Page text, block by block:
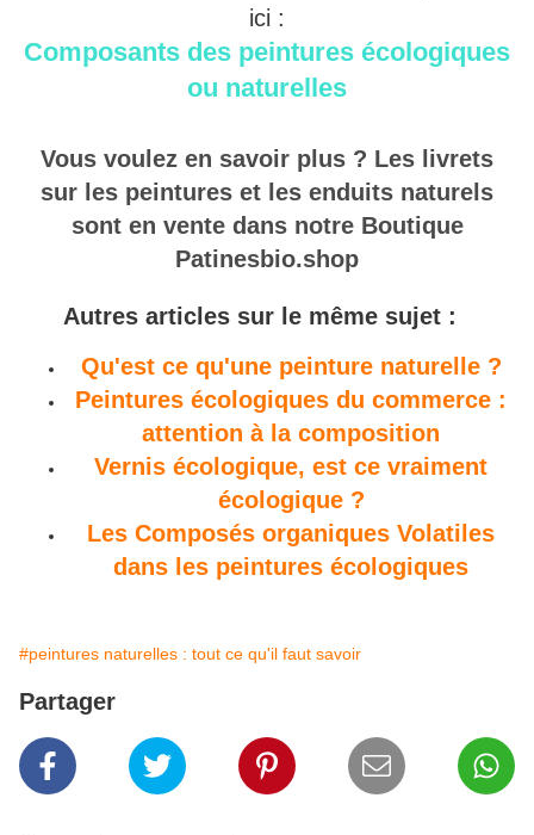
ici :
Composants des peintures écologiques
ou naturelles
Vous voulez en savoir plus ? Les livrets
sur les peintures et les enduits naturels
sont en vente dans notre Boutique
Patinesbio.shop
Autres articles sur le même sujet :
Qu'est ce qu'une peinture naturelle ?
Peintures écologiques du commerce :
attention à la composition
Vernis écologique, est ce vraiment
écologique ?
Les Composés organiques Volatiles
dans les peintures écologiques
#peintures naturelles : tout ce qu'il faut savoir
Partager